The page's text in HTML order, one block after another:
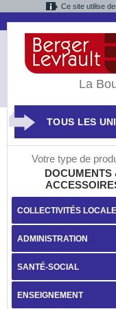
Ce site utilise
La
TOUS LES
Votre type de
DOCUMENTS
COLLECTIVITÉS
ADMINISTRATION
SANTÉ-SOCIAL
ENSEIGNEMENT